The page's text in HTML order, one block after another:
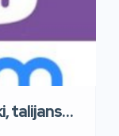
talijanski i